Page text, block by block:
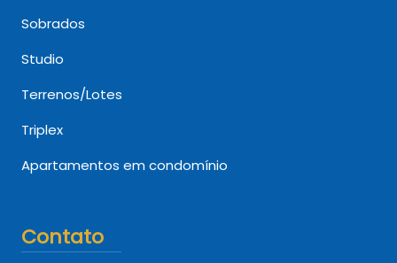
Sobrados
Studio
Terrenos/Lotes
Triplex
Apartamentos em condomínio
Contato